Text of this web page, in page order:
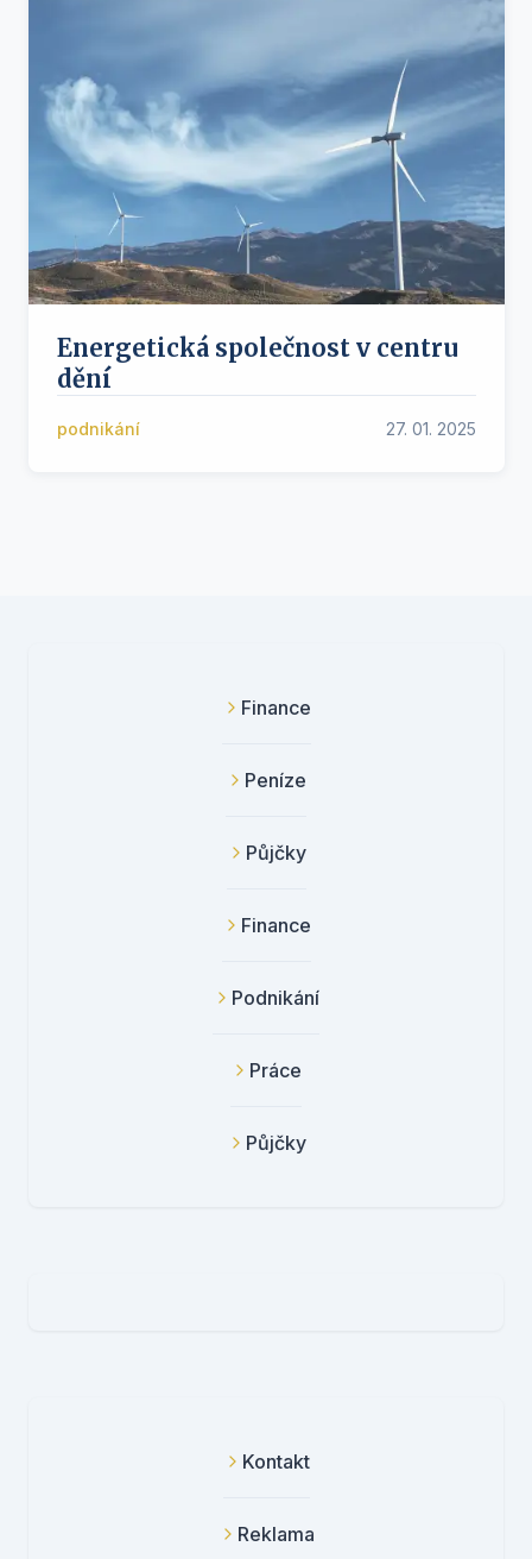
Energetická společnost v centru
dění
podnikání 27. 01. 2025
Finance
Peníze
Půjčky
Finance
Podnikání
Práce
Půjčky
Kontakt
Reklama